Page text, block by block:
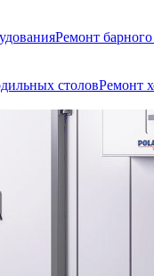
Ремонт
столовРемонт